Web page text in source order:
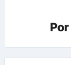
Por